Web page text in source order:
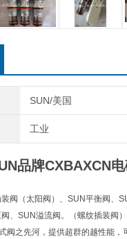
SUN/美国
工业
品牌CXBAXCN
阀（太阳阀）、SUN平衡阀、
、SUN溢流阀。（螺纹插装阀）
阀之先河，提供超群的越性能，